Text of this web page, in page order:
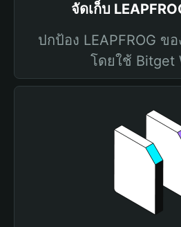
จัดเก็บ
ปกป้อง LEAPFROG ข
โดยใช้ Bitget